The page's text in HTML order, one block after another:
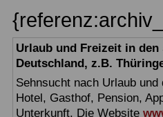
Urlaub und Freizeit in
Deutschland, z.B.
Sehnsucht nach Urlaub
Hotel, Gasthof, Pension,
Unterkunft. Die Website